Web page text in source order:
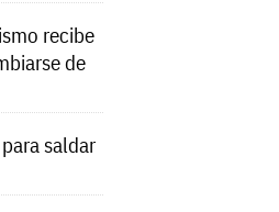
recibe
de
saldar